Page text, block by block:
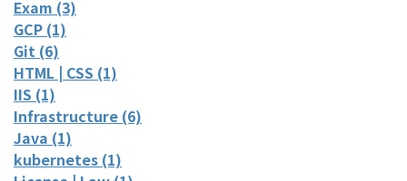
Exam (3)
GCP (1)
Git (6)
HTML | CSS (1)
IIS (1)
Infrastructure (6)
Java (1)
kubernetes (1)